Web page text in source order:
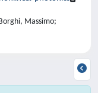
Massimo;